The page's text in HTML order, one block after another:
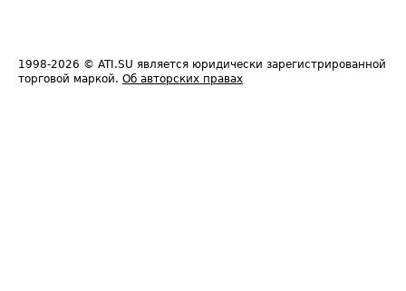
1998-2026 © ATI.SU является юридически зарегистрированной
торговой маркой. Об авторских правах